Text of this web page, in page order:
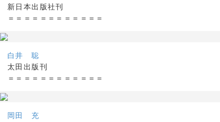
新日本出版社刊
＝＝＝＝＝＝＝＝＝＝＝＝
白井 聡
太田出版刊
＝＝＝＝＝＝＝＝＝＝＝＝
岡田 充